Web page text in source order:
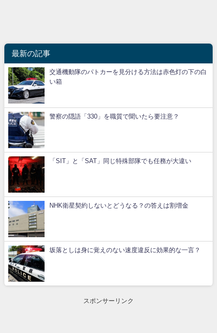
最新の記事
交通機動隊のパトカーを見分ける方法は赤色灯の下の白
い箱
警察の隠語「330」を職質で聞いたら要注意？
「SIT」と「SAT」同じ特殊部隊でも任務が大違い
NHK衛星契約しないとどうなる？の答えは割増金
坂落としは身に覚えのない速度違反に効果的な一言？
スポンサーリンク